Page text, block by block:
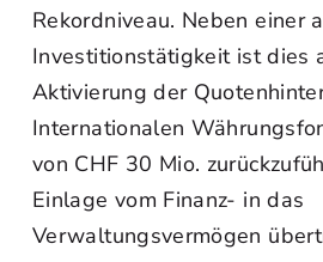
Rekordniveau. Neben einer
Investitionstätigkeit ist dies
Aktivierung der
Internationalen
von CHF 30 Mio.
Einlage vom Finanz- in das
Verwaltungsvermögen